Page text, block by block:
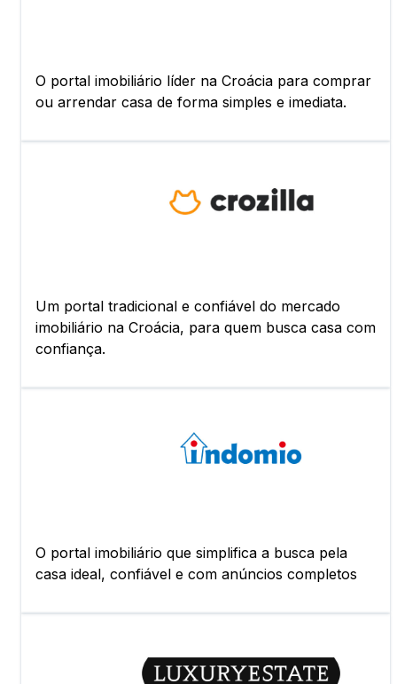
O portal imobiliário líder na Croácia para comprar
ou arrendar casa de forma simples e imediata.
Um portal tradicional e confiável do mercado
imobiliário na Croácia, para quem busca casa com
confiança.
O portal imobiliário que simplifica a busca pela
casa ideal, confiável e com anúncios completos